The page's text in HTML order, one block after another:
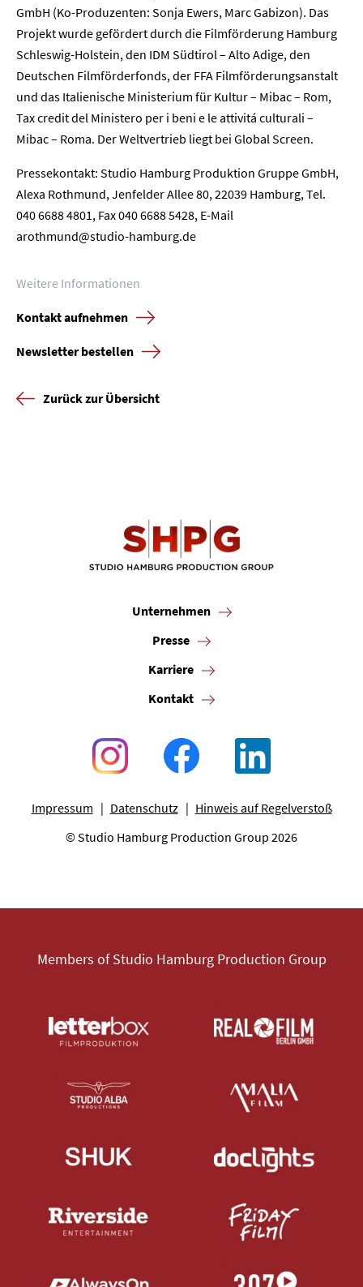
GmbH (Ko-Produzenten: Sonja Ewers, Marc Gabizon). Das
Projekt wurde gefördert durch die Filmförderung Hamburg
Schleswig-Holstein, den IDM Südtirol – Alto Adige, den
Deutschen Filmförderfonds, der FFA Filmförderungsanstalt
und das Italienische Ministerium für Kultur – Mibac – Rom,
Tax credit del Ministero per i beni e le attivitá culturali –
Mibac – Roma. Der Weltvertrieb liegt bei Global Screen.
Pressekontakt: Studio Hamburg Produktion Gruppe GmbH,
Alexa Rothmund, Jenfelder Allee 80, 22039 Hamburg, Tel.
040 6688 4801, Fax 040 6688 5428, E-Mail
arothmund@studio-hamburg.de
Weitere Informationen
Kontakt aufnehmen
Newsletter bestellen
Zurück zur Übersicht
Unternehmen
Presse
Karriere
Kontakt
Impressum Datenschutz
Hinweis auf Regelverstoß
© Studio Hamburg Production Group 2026
Members of Studio Hamburg Production Group
Unternehmen
Presse
Karriere
Kontakt
Newsletter Datenschutz Impressum